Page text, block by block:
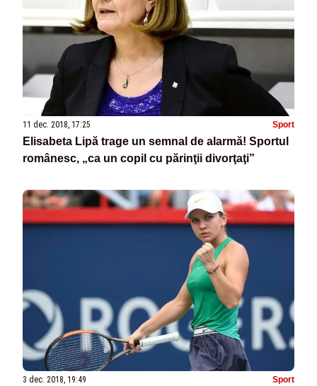
11 dec. 2018, 17:25 Sport
Elisabeta Lipă trage un semnal de alarmă! Sportul
românesc, „ca un copil cu părinţii divorţaţi”
3 dec. 2018, 19:49 Sport